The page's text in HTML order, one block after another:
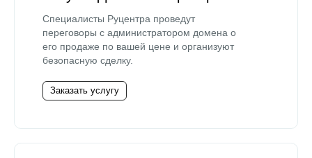
Специалисты Руцентра проведут
переговоры с администратором домена о
его продаже по вашей цене и организуют
безопасную сделку.
Заказать услугу